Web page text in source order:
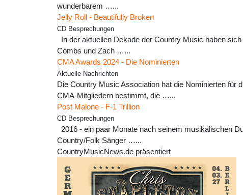
wunderbarem …...
Jelly Roll - Beautifully Broken
CD Besprechungen
In der aktuellen Dekade der Country Music haben
Combs und Zach …...
CMA Awards 2024 - Die Nominierten
Aktuelle Nachrichten
Die Country Music Association hat die Nominierten für
CMA-Mitgliedern bestimmt, die …...
Post Malone - F-1 Trillion
CD Besprechungen
2016 - ein paar Monate nach seinem musikalischen
Country/Folk Sänger …...
CountryMusicNews.de präsentiert